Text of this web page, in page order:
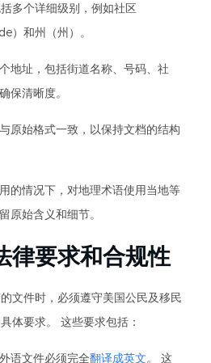
多个详细级别，例如社区
）和州（州）。
地址，包括街道名称、号码、社
保清晰度。
原始格式一致，以保持文档的结构
的情况下，对地理术语使用当地等
原始含义和细节。
律要求和合规性
文件时，必须遵守美国公民及移民
体要求。 这些要求包括：
语文件必须完全翻译成英文。 这